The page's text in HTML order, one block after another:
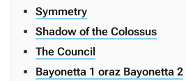
Symmetry
Shadow of the Colossus
The Council
Bayonetta 1 oraz Bayonetta 2